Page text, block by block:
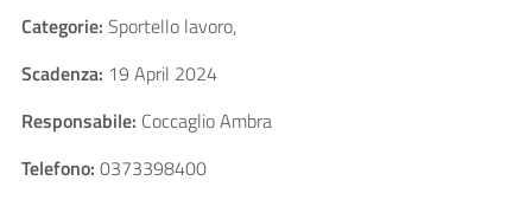
Categorie: Sportello lavoro,
Scadenza: 19 April 2024
Responsabile: Coccaglio Ambra
Telefono: 0373398400